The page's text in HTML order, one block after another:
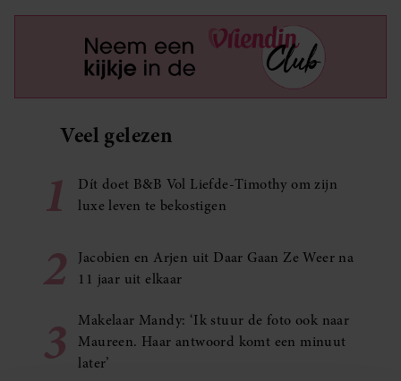
Veel gelezen
1
Dít doet B&B Vol Liefde-Timothy om zijn
luxe leven te bekostigen
2
Jacobien en Arjen uit Daar Gaan Ze Weer na
11 jaar uit elkaar
3
Makelaar Mandy: ‘Ik stuur de foto ook naar
Maureen. Haar antwoord komt een minuut
later’